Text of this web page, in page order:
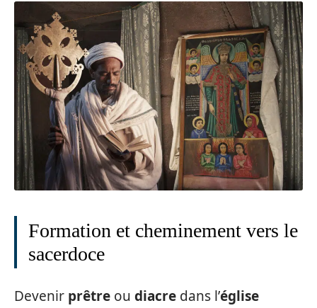
Formation et cheminement vers le
sacerdoce
Devenir prêtre ou diacre dans l’église